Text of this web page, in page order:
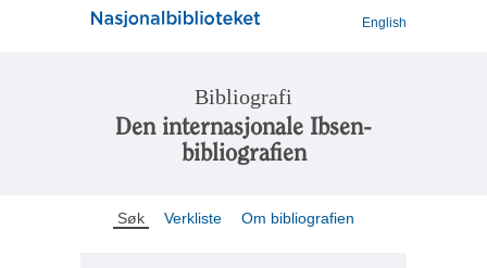
English
Bibliografi
Den internasjonale Ibsen-
bibliografien
Søk Verkliste Om bibliografien